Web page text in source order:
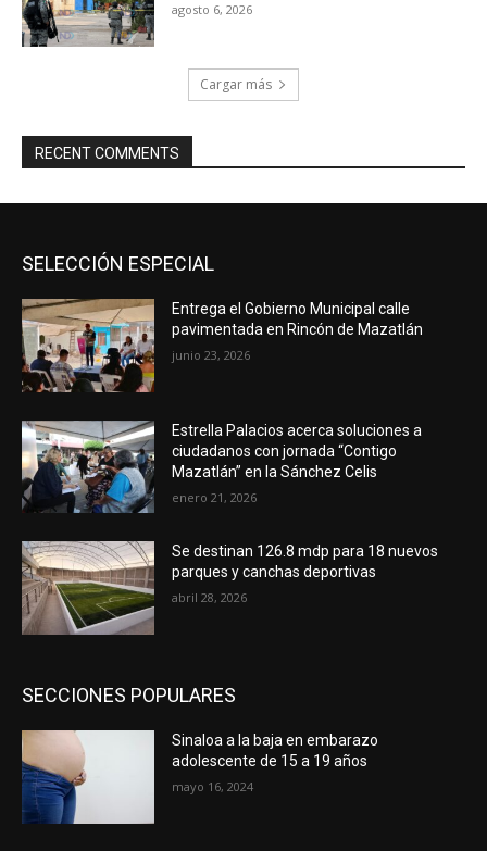
agosto 6, 2026
Cargar más
RECENT COMMENTS
SELECCIÓN ESPECIAL
Entrega el Gobierno Municipal calle
pavimentada en Rincón de Mazatlán
junio 23, 2026
Estrella Palacios acerca soluciones a
ciudadanos con jornada “Contigo
Mazatlán” en la Sánchez Celis
enero 21, 2026
Se destinan 126.8 mdp para 18 nuevos
parques y canchas deportivas
abril 28, 2026
SECCIONES POPULARES
Sinaloa a la baja en embarazo
adolescente de 15 a 19 años
mayo 16, 2024